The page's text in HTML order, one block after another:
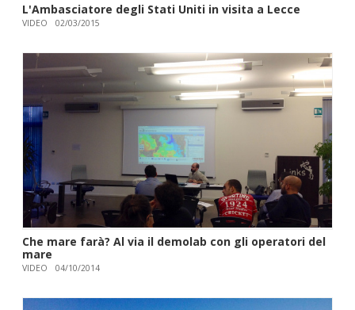
L'Ambasciatore degli Stati Uniti in visita a Lecce
VIDEO 02/03/2015
Che mare farà? Al via il demolab con gli operatori del
mare
VIDEO 04/10/2014